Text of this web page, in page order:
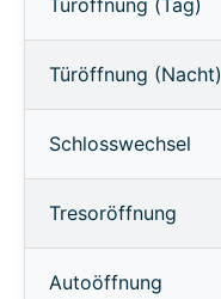
Türöffnung (Tag)
Türöffnung (Nacht)
Schlosswechsel
Tresoröffnung
Autoöffnung